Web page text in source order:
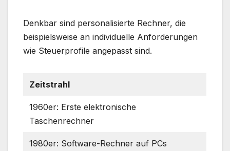
Denkbar sind personalisierte Rechner, die
beispielsweise an individuelle Anforderungen
wie Steuerprofile angepasst sind.
Zeitstrahl
1960er: Erste elektronische
Taschenrechner
1980er: Software-Rechner auf PCs